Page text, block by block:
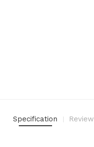
Specification Review